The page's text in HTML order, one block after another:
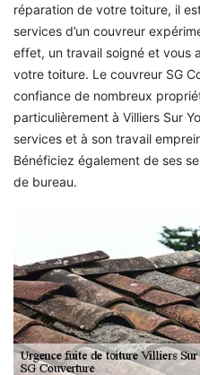
réparation de votre toiture, il
services d’un couvreur
effet, un travail soigné et vous
votre toiture. Le couvreur SG
confiance de nombreux
particulièrement à Villiers Sur
services et à son travail
Bénéficiez également de ses
de bureau.